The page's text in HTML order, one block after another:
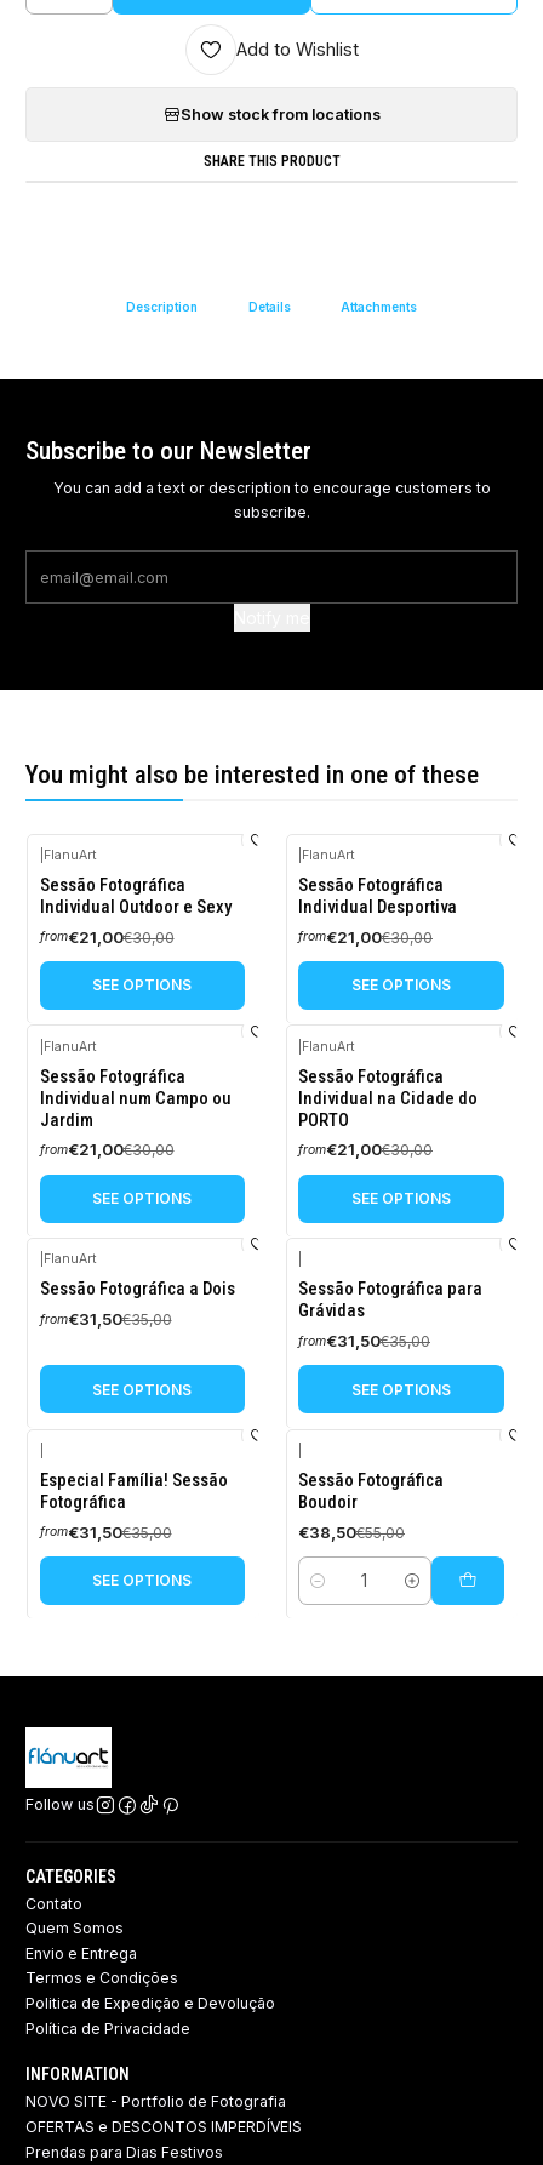
Add to Wishlist
Show stock from locations
SHARE THIS PRODUCT
Description Details Attachments
Subscribe to our Newsletter
You can add a text or description to encourage customers to
subscribe.
You might also be interested in one of these
-30%
OFF
FlanuArt
Sessão Fotográfica
Individual Outdoor e Sexy
from€21,00€30,00
SEE OPTIONS
-30%
OFF
FlanuArt
Sessão Fotográfica
Individual Desportiva
from€21,00€30,00
SEE OPTIONS
-30%
OFF
FlanuArt
Sessão Fotográfica
Individual num Campo ou
Jardim
from€21,00€30,00
SEE OPTIONS
-30%
OFF
FlanuArt
Sessão Fotográfica
Individual na Cidade do
PORTO
from€21,00€30,00
SEE OPTIONS
-10%
OFF
FlanuArt
Sessão Fotográfica a Dois
from€31,50€35,00
SEE OPTIONS
-10%
OFF
Sessão Fotográfica para
Grávidas
from€31,50€35,00
SEE OPTIONS
-10%
OFF
Especial Família! Sessão
Fotográfica
from€31,50€35,00
SEE OPTIONS
-30%
OFF
Sessão Fotográfica
Boudoir
€38,50€55,00
Quantity
Follow us
CATEGORIES
Contato
Quem Somos
Envio e Entrega
Termos e Condições
Politica de Expedição e Devolução ​
Política de Privacidade
INFORMATION
NOVO SITE - Portfolio de Fotografia
OFERTAS e DESCONTOS IMPERDÍVEIS
Prendas para Dias Festivos